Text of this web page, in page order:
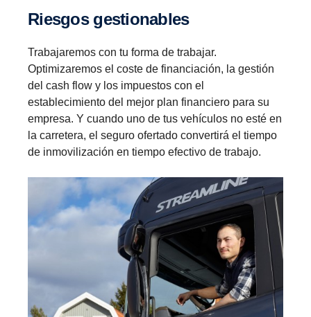
Riesgos gestio­na­bles
Trabajaremos con tu forma de trabajar.
Optimizaremos el coste de financiación, la gestión
del cash flow y los impuestos con el
establecimiento del mejor plan financiero para su
empresa. Y cuando uno de tus vehículos no esté en
la carretera, el seguro ofertado convertirá el tiempo
de inmovilización en tiempo efectivo de trabajo.